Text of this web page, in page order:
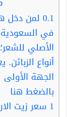
0.1 لمن دخل
في
الأصلي
أنواع
الجهة الأولى
بالضغط هنا
1 سعر زيت